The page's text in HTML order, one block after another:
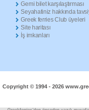
Gemi bilet karşılaştırması
Seyahatiniz hakkında
Greek ferries Club üyeleri
Site haritası
İş imkanları
Copyright © 1994 - 2026